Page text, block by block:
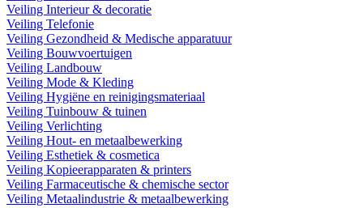
Veiling Interieur & decoratie
Veiling Telefonie
Veiling Gezondheid & Medische apparatuur
Veiling Bouwvoertuigen
Veiling Landbouw
Veiling Mode & Kleding
Veiling Hygiëne en reinigingsmateriaal
Veiling Tuinbouw & tuinen
Veiling Verlichting
Veiling Hout- en metaalbewerking
Veiling Esthetiek & cosmetica
Veiling Kopieerapparaten & printers
Veiling Farmaceutische & chemische sector
Veiling Metaalindustrie & metaalbewerking